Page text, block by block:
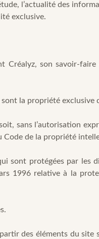
l’actualité des
exclusive.
Créalyz, son savoir-
la propriété exclusive
sans l’autorisation
de la propriété
sont protégées par
1996 relative à la
des éléments du site